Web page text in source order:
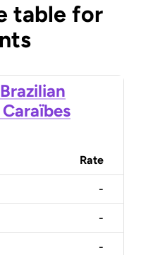
table for
Brazilian
Rate
-
-
-